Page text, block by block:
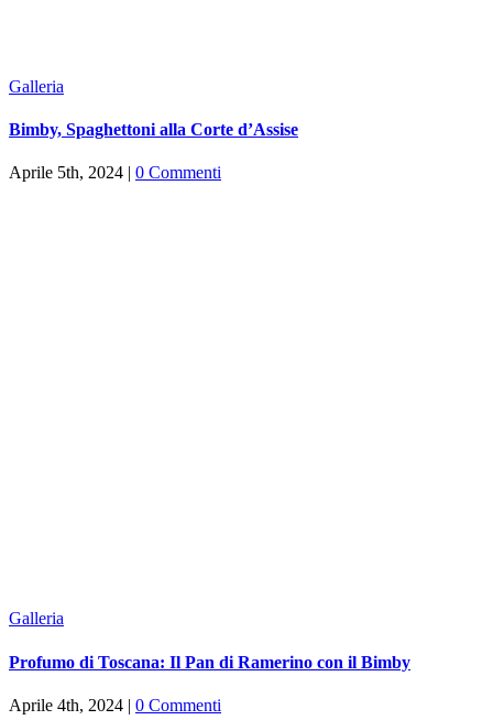
Galleria
Bimby, Spaghettoni alla Corte d’Assise
Aprile 5th, 2024 0 Commenti
Galleria
Profumo di Toscana: Il Pan di Ramerino con il Bimby
Aprile 4th, 2024 | 0 Commenti